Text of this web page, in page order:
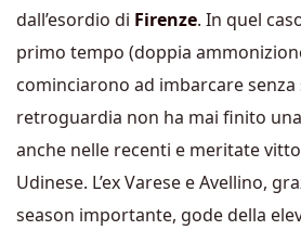
dall’esordio di Firenze. In quel
primo tempo (doppia
cominciarono ad imbarcare senza
retroguardia non ha mai finito
anche nelle recenti e meritate
Udinese. L’ex Varese e Avellino,
season importante, gode della